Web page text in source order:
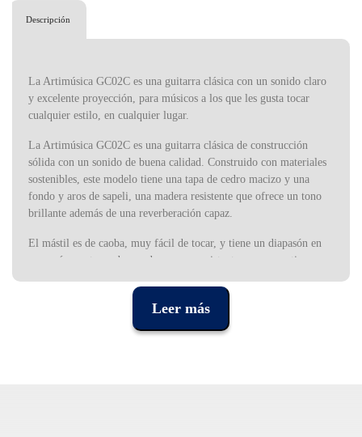
Descripción
La Artimúsica GC02C es una guitarra clásica con un sonido claro
y excelente proyección, para músicos a los que les gusta tocar
cualquier estilo, en cualquier lugar.
La Artimúsica GC02C es una guitarra clásica de construcción
sólida con un sonido de buena calidad. Construido con materiales
sostenibles, este modelo tiene una tapa de cedro macizo y una
fondo y aros de sapeli, una madera resistente que ofrece un tono
brillante además de una reverberación capaz.
El mástil es de caoba, muy fácil de tocar, y tiene un diapasón en
wengué o mutene, dos maderas muy resistentes que garantizan una
Artimúsica tuvo en cuenta las necesidades de los músicos de todos
los niveles, manteniendo las marcas de posición a los lados del
Leer más